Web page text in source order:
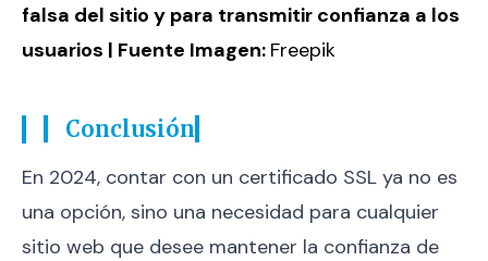
falsa del sitio y para transmitir confianza a los
usuarios | Fuente Imagen: Freepik
Conclusión
En 2024, contar con un certificado SSL ya no es
una opción, sino una necesidad para cualquier
sitio web que desee mantener la confianza de